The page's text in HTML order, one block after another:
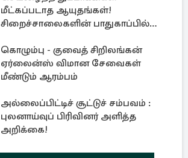
மீட்கப்படாத ஆயுதங்கள்!
சிறைச்சாலைகளின் பாதுகாப்பில்
கொழும்பு - குவைத் சிறிலங்கன்
ஏர்லைன்ஸ் விமான சேவைகள்
மீண்டும் ஆரம்பம்
அல்லைப்பிட்டிச் சூட்டுச் சம்பவம் :
புலனாய்வுப் பிரிவினர் அளித்த
அறிக்கை!